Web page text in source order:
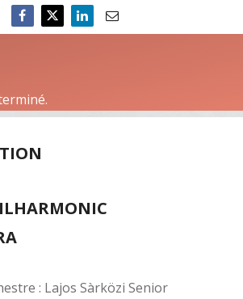
: Lajos Sàrközi Senior